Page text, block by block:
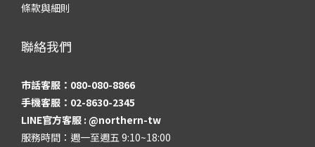
條款與細則
聯絡我們
市話客服：080-080-8866
手機客服：02-8630-2345
LINE官方客服 : @northern-tw
服務時間：週一至週五 9:10~18:00